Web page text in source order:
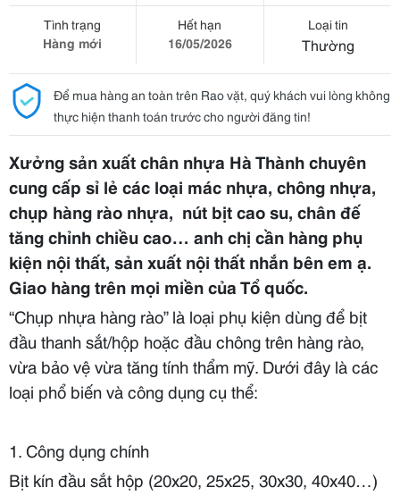
Tình trạng
Hàng mới
Hết hạn
16/05/2026
Loại tin
Thường
Để mua hàng an toàn trên Rao vặt, quý khách vui lòng không
thực hiện thanh toán trước cho người đăng tin!
Xưởng sản xuất chân nhựa Hà Thành chuyên
cung cấp sỉ lẻ các loại mác nhựa, chông nhựa,
chụp hàng rào nhựa, nút bịt cao su, chân đế
tăng chỉnh chiều cao… anh chị cần hàng phụ
kiện nội thất, sản xuất nội thất nhắn bên em ạ.
Giao hàng trên mọi miền của Tổ quốc.
“Chụp nhựa hàng rào” là loại phụ kiện dùng để bịt
đầu thanh sắt/hộp hoặc đầu chông trên hàng rào,
vừa bảo vệ vừa tăng tính thẩm mỹ. Dưới đây là các
loại phổ biến và công dụng cụ thể:
1. Công dụng chính
Bịt kín đầu sắt hộp (20x20, 25x25, 30x30, 40x40…)